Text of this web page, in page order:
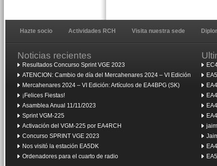
Hazte socio Actividades RCH Visita nuestra sede
Noticias recientes
Resultados Concurso Sprint VGE 2023
ATENCION: Cambio de día del Mercahenares 2024 – VI Edición
Mercahenares 2024 – VI Edición: Artículos de EA4BPG (SK)
¡Felices Fiestas!
Asamblea Anual 11/11/2023
Sprint VGM-225
Activación del VGM-225 por EA4RCH
Concurso SPRINT VGE 2023
Nos visitó la estación EA5DK
Ordenadores para el cuarto de radio